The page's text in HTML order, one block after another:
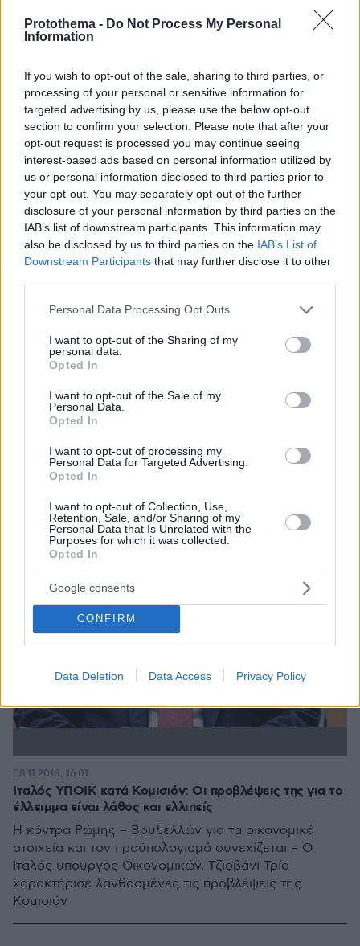
Protothema - Do Not Process My Personal
Information
If you wish to opt-out of the sale, sharing to third parties, or
processing of your personal or sensitive information for
targeted advertising by us, please use the below opt-out
section to confirm your selection. Please note that after your
opt-out request is processed you may continue seeing
interest-based ads based on personal information utilized by
us or personal information disclosed to third parties prior to
your opt-out. You may separately opt-out of the further
disclosure of your personal information by third parties on the
IAB’s list of downstream participants. This information may
also be disclosed by us to third parties on the IAB’s List of
Downstream Participants that may further disclose it to other
Please note that this website/app uses one or more Google
not limited to your visit or usage behaviour. You may click to
grant or deny consent to Google and its third-party tags to
use your data for below specified purposes in below Google
consent section.
Personal Data Processing Opt Outs
I want to opt-out of the Sharing of my
personal data.
Opted In
I want to opt-out of the Sale of my
Personal Data.
Opted In
I want to opt-out of processing my
Personal Data for Targeted Advertising.
Opted In
I want to opt-out of Collection, Use,
Retention, Sale, and/or Sharing of my
Personal Data that Is Unrelated with the
Purposes for which it was collected.
Opted In
Google consents
CONFIRM
Data Deletion Data Access Privacy Policy
Νταβός: «Η Ρώμη θα πετύχει τον στόχο για το
έλλειμμα» διαβεβαιώνει ο Ιταλός ΥΠΟΙΚ
Ο Τζοβάνι Τρία διαβεβαίωσε ότι η Ιταλία θα πετύχει
τον στόχο για το έλλειμμα - «Δεν θα χρειαστούν
23.01.2019, 18:29
Ιταλός ΥΠΟΙΚ κατά Κομισιόν: Οι προβλέψεις της για το
έλλειμμα είναι λάθος και ελλιπείς
Η κόντρα Ρώμης – Βρυξελλών για τα οικονομικά
στοιχεία και τον προϋπολογισμό συνεχίζεται – Ο
Ιταλός υπουργός Οικονομικών, Τζιοβάνι Τρία
χαρακτήρισε λανθασμένες τις προβλέψεις της
Κομισιόν
08.11.2018, 16:01